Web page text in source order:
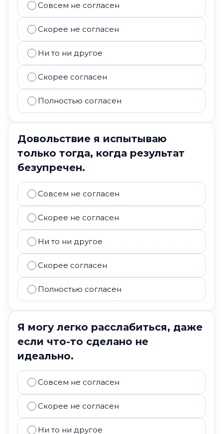
Совсем не согласен
Скорее не согласен
Ни то ни другое
Скорее согласен
Полностью согласен
Довольствие я испытываю
только тогда, когда результат
безупречен.
Совсем не согласен
Скорее не согласен
Ни то ни другое
Скорее согласен
Полностью согласен
Я могу легко расслабиться, даже
если что-то сделано не
идеально.
Совсем не согласен
Скорее не согласен
Ни то ни другое